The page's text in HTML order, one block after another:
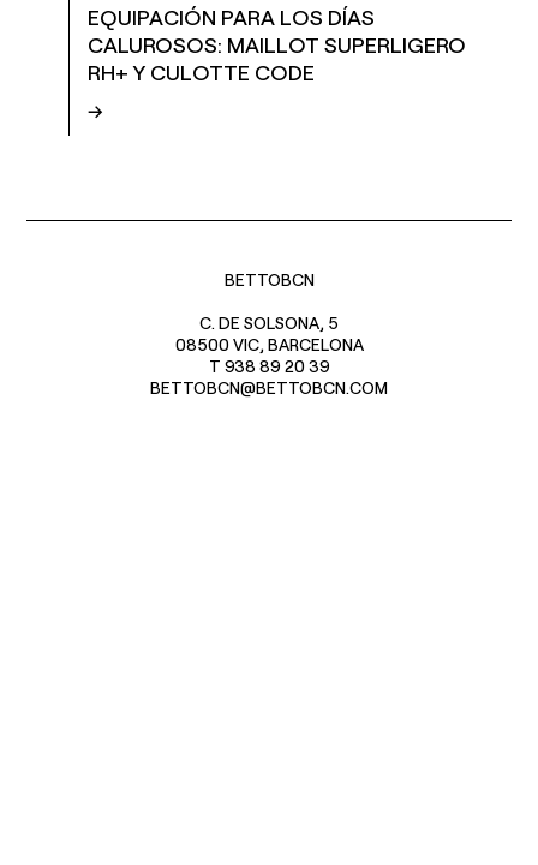
EQUIPACIÓN PARA LOS DÍAS
CALUROSOS: MAILLOT SUPERLIGERO
RH+ Y CULOTTE CODE
→
BETTOBCN
C. DE SOLSONA, 5
08500 VIC, BARCELONA
T 938 89 20 39
BETTOBCN@BETTOBCN.COM